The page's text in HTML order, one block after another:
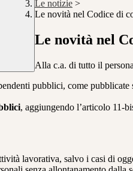
Le notizie >
Le novità nel Codice di
Le novità nel
Alla c.a. di tutto il
pubblici, come pubblicate
, aggiungendo l’articolo 11-
lavorativa, salvo i casi di